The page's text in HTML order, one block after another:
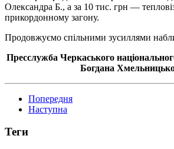
Олександра Б., а за 10 тис. грн —
прикордонному загону.
Продовжуємо спільними зусиллями
Пресслужба Черкаського
Богдана
Попередня
Наступна
Теги